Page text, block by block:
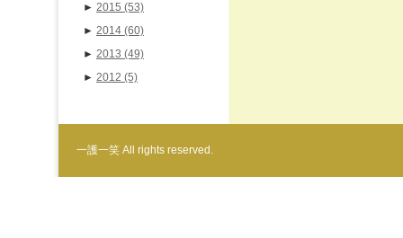
► 2015 (53)
► 2014 (60)
► 2013 (49)
► 2012 (5)
一護一笑 All rights reserved.